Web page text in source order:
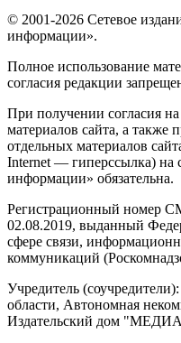
© 2001-2026 Сетевое
информации».
Полное использование
согласия редакции
При получении согласия
материалов сайта, а также
отдельных материалов
Internet — гиперссылка) на
информации» обязательна.
Регистрационный номер
02.08.2019, выданный
сфере связи,
коммуникаций
Учредитель
области, Автономная
Издательский дом